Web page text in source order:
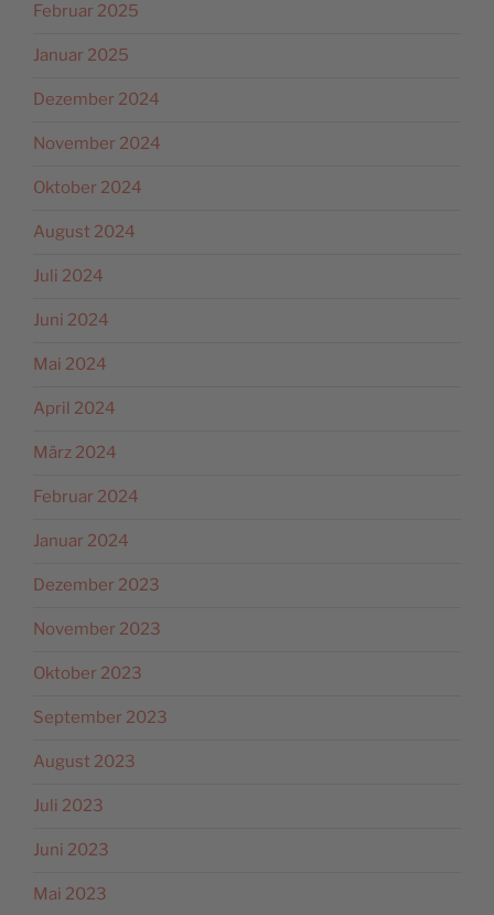
Februar 2025
Januar 2025
Dezember 2024
November 2024
Oktober 2024
August 2024
Juli 2024
Juni 2024
Mai 2024
April 2024
März 2024
Februar 2024
Januar 2024
Dezember 2023
November 2023
Oktober 2023
September 2023
August 2023
Juli 2023
Juni 2023
Mai 2023